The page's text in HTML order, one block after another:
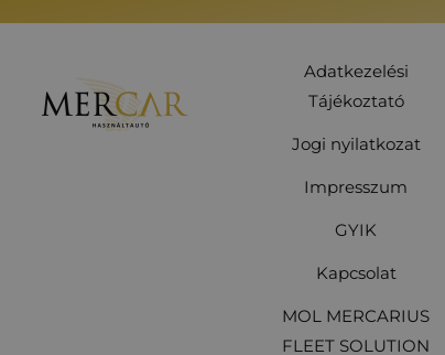
Adatkezelési
Tájékoztató
Jogi nyilatkozat
Impresszum
GYIK
Kapcsolat
MOL MERCARIUS
FLEET SOLUTION